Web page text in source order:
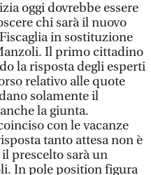
oggi dovrebbe essere
chi sarà il nuovo
in sostituzione
Il primo cittadino
la risposta degli esperti
relativo alle quote
solamente il
la giunta.
con le vacanze
tanto attesa non è
prescelto sarà un
In pole position figura